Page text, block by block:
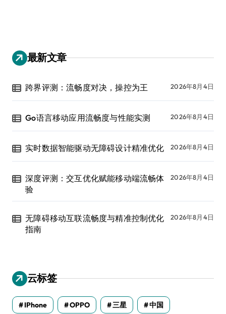
最新文章
跨界评测：流畅度对决，操控为王 2026年8月4日
Go语言移动应用流畅度与性能实测 2026年8月4日
实时数据智能驱动无障碍设计精准优化 2026年8月4日
深度评测：交互优化赋能移动端流畅体
验
2026年8月4日
无障碍移动互联流畅度与精准控制优化
指南
2026年8月4日
云标签
IPhone OPPO 三星 中国